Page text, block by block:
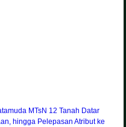
MTsN 12 Tanah Datar
hingga Pelepasan Atribut ke